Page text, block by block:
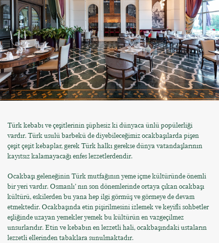
Türk kebabı ve çeşitlerinin şüphesiz ki dünyaca ünlü popülerliği
vardır. Türk usulü barbekü de diyebileceğimiz ocakbaşılarda pişen
çeşit çeşit kebaplar, gerek Türk halkı gerekse dünya vatandaşlarının
kayıtsız kalamayacağı enfes lezzetlerdendir.
Ocakbaşı geleneğinin Türk mutfağının yeme içme kültüründe önemli
bir yeri vardır. Osmanlı’ nın son dönemlerinde ortaya çıkan ocakbaşı
kültürü, eskilerden bu yana hep ilgi görmüş ve görmeye de devam
etmektedir. Ocakbaşında etin pişirilmesini izlemek ve keyifli sohbetler
eşliğinde uzayan yemekler yemek bu kültürün en vazgeçilmez
unsurlarıdır. Etin ve kebabın en lezzetli hali, ocakbaşındaki ustaların
lezzetli ellerinden tabaklara sunulmaktadır.